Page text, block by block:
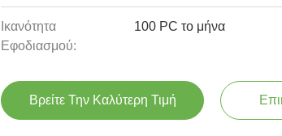
Ικανότητα
Εφοδιασμού:
100 PC το μήνα
Βρείτε Την Καλύτερη Τιμή